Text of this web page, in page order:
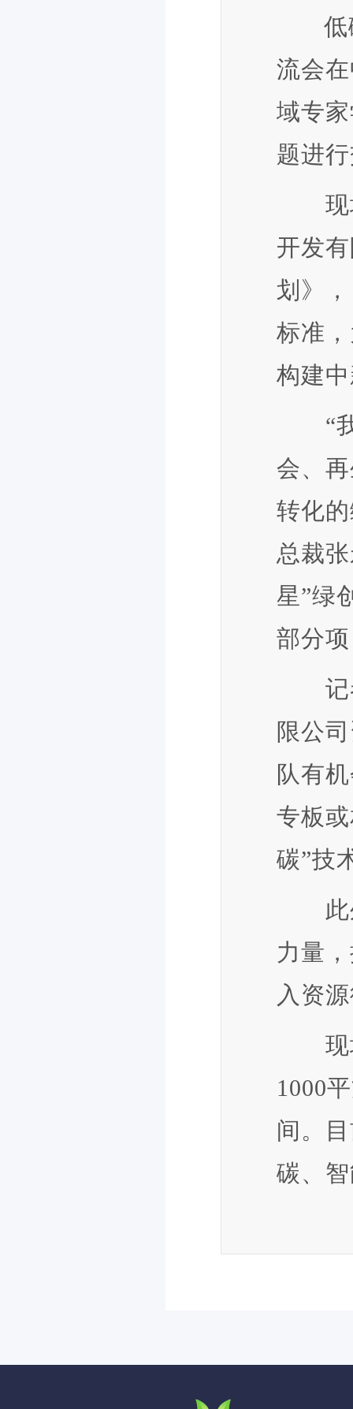
流会
域专
题进
现场
开发
划》
标准
构建
“我
会、
转化
总裁
星”绿
部分
记者
限公
队有
专板
碳”技
此外
力量
入资
现场
1000
间。
碳、